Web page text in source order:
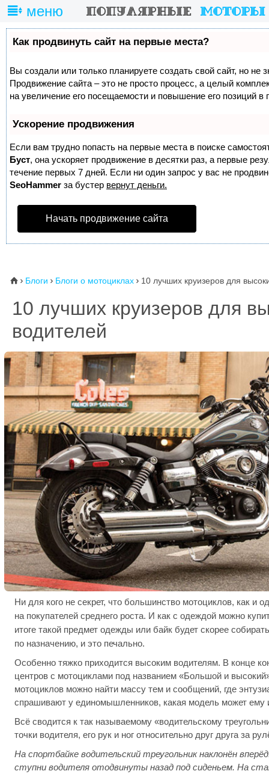
меню
Как продвинуть сайт на первые места?
Вы создали или только планируете создать свой сайт, но не
Продвижение сайта – это не просто процесс, а целый
на увеличение его посещаемости и повышение его позиций в
Ускорение продвижения
Если вам трудно попасть на первые места в поиске
Буст, она ускоряет продвижение в десятки раз, а первые
течение первых 7 дней. Если ни один запрос у вас не
SeoHammer за бустер вернут деньги.
Начать продвижение сайта
⌂  Блоги  Блоги о мотоциклах  10 лучших круизеров для
10 лучших круизеров для
водителей
Ни для кого не секрет, что большинство мотоциклов, как и
на покупателей среднего роста. И как с одеждой можно
итоге такой предмет одежды или байк будет скорее
по назначению, и это печально.
Особенно тяжко приходится высоким водителям. В конце
центров с мотоциклами под названием «Большой и
мотоциклов можно найти массу тем и сообщений, где
спрашивают у единомышленников, какая модель может ему
Всё сводится к так называемому «водительскому
точки водителя, его рук и ног относительно друг друга за
На спортбайке водительский треугольник наклонён
ступни водителя отодвинуты назад под сиденьем. На